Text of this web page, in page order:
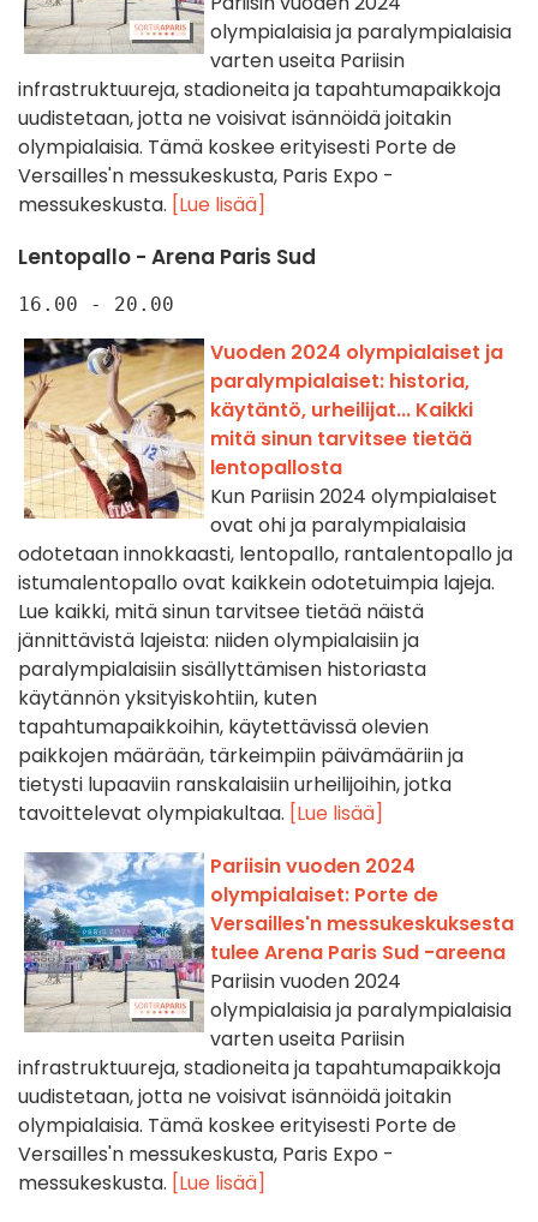
olympialaisia ja paralympialaisia
varten useita Pariisin
infrastruktuureja, stadioneita ja tapahtumapaikkoja
uudistetaan, jotta ne voisivat isännöidä joitakin
olympialaisia. Tämä koskee erityisesti Porte de
Versailles'n messukeskusta, Paris Expo -
messukeskusta. [Lue lisää]
Lentopallo - Arena Paris Sud
16.00 - 20.00
Vuoden 2024 olympialaiset ja
paralympialaiset: historia,
käytäntö, urheilijat... Kaikki
mitä sinun tarvitsee tietää
lentopallosta
Kun Pariisin 2024 olympialaiset
ovat ohi ja paralympialaisia
odotetaan innokkaasti, lentopallo, rantalentopallo ja
istumalentopallo ovat kaikkein odotetuimpia lajeja.
Lue kaikki, mitä sinun tarvitsee tietää näistä
jännittävistä lajeista: niiden olympialaisiin ja
paralympialaisiin sisällyttämisen historiasta
käytännön yksityiskohtiin, kuten
tapahtumapaikkoihin, käytettävissä olevien
paikkojen määrään, tärkeimpiin päivämääriin ja
tietysti lupaaviin ranskalaisiin urheilijoihin, jotka
tavoittelevat olympiakultaa. [Lue lisää]
Pariisin vuoden 2024
olympialaiset: Porte de
Versailles'n messukeskuksesta
tulee Arena Paris Sud -areena
Pariisin vuoden 2024
olympialaisia ja paralympialaisia
varten useita Pariisin
infrastruktuureja, stadioneita ja tapahtumapaikkoja
uudistetaan, jotta ne voisivat isännöidä joitakin
olympialaisia. Tämä koskee erityisesti Porte de
Versailles'n messukeskusta, Paris Expo -
messukeskusta. [Lue lisää]